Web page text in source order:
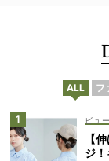
ALL フ
ビュ
【
ジ